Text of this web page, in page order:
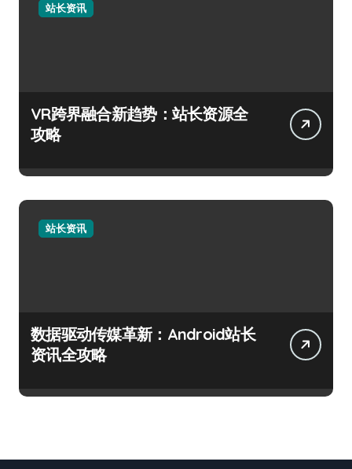
站长资讯
VR跨界融合新趋势：站长资源全
攻略
站长资讯
数据驱动传媒革新：Android站长
资讯全攻略